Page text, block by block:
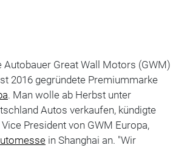
Autobauer Great Wall Motors (GWM)
2016 gegründete Premiummarke
. Man wolle ab Herbst unter
Autos verkaufen, kündigte
President von GWM Europa,
in Shanghai an. "Wir